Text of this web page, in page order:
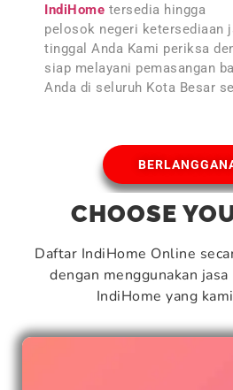
IndiHome tersedia hingga
pelosok negeri ketersediaan
tinggal Anda Kami periksa
siap melayani pemasangan
Anda di seluruh Kota Besar
CHOOSE
Daftar IndiHome Online
dengan menggunakan
IndiHome yang